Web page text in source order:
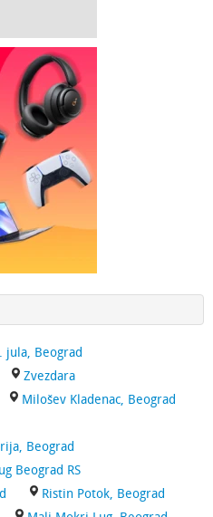
jula, Beograd
Zvezdara
Milošev Kladenac, Beograd
Beograd
Beograd RS
Ristin Potok, Beograd